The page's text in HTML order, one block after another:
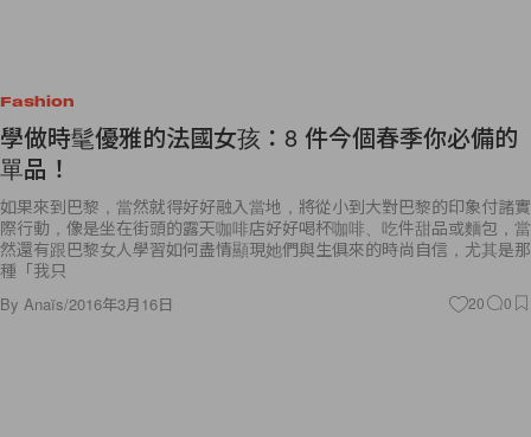
Fashion
學做時髦優雅的法國女孩：8 件今個春季你必備的
單品！
如果來到巴黎，當然就得好好融入當地，將從小到大對巴黎的印象付諸實
際行動，像是坐在街頭的露天咖啡店好好喝杯咖啡、吃件甜品或麵包，當
然還有跟巴黎女人學習如何盡情顯現她們與生俱來的時尚自信，尤其是那
種「我只
By Anaïs/2016年3月16日 20 0